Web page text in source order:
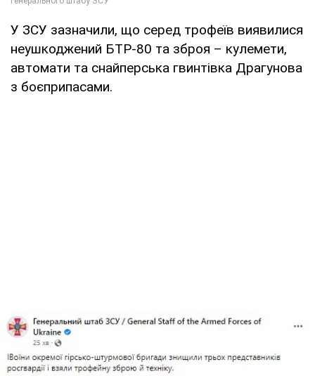
У ЗСУ зазначили, що серед трофеїв виявилися
неушкоджений БТР-80 та зброя – кулемети,
автомати та снайперська гвинтівка Драгунова
з боєприпасами.